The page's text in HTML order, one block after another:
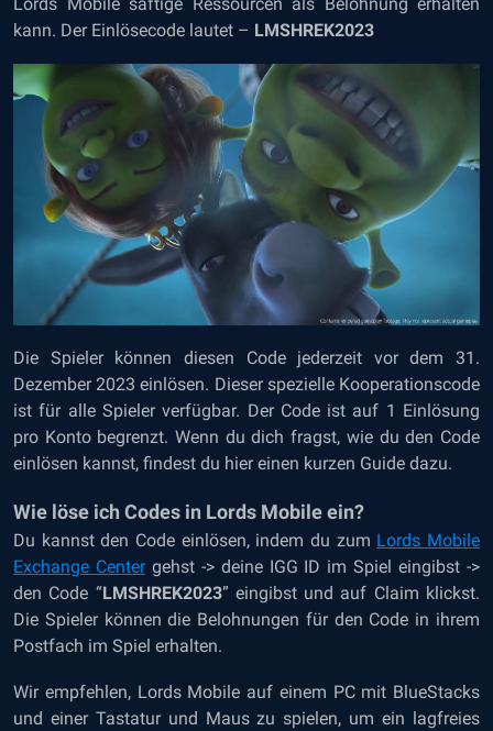
kann. Der Einlösecode lautet – LMSHREK2023
Die Spieler können diesen Code jederzeit vor dem 31.
Dezember 2023 einlösen. Dieser spezielle Kooperationscode
ist für alle Spieler verfügbar. Der Code ist auf 1 Einlösung
pro Konto begrenzt. Wenn du dich fragst, wie du den Code
einlösen kannst, findest du hier einen kurzen Guide dazu.
Wie löse ich Codes in Lords Mobile ein?
Du kannst den Code einlösen, indem du zum Lords Mobile
Exchange Centergehst -> deine IGG ID im Spiel eingibst ->
den Code “LMSHREK2023” eingibst und auf Claim klickst.
Die Spieler können die Belohnungen für den Code in ihrem
Postfach im Spiel erhalten.
Wir empfehlen, Lords Mobile auf einem PC mit BlueStacks
und einer Tastatur und Maus zu spielen, um ein lagfreies